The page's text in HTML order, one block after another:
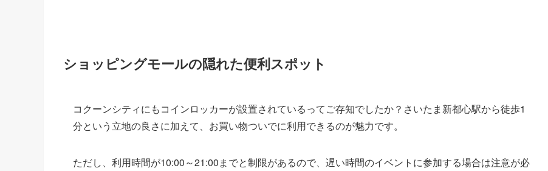
ショッピングモールの隠れた便利スポット
コクーンシティにもコインロッカーが設置されているってご存知でしたか？さいたま新都心駅から徒歩1
分という立地の良さに加えて、お買い物ついでに利用できるのが魅力です。
ただし、利用時間が10:00～21:00までと制限があるので、遅い時間のイベントに参加する場合は注意が必